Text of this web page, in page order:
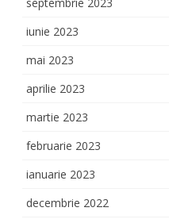
septembrie 2023
iunie 2023
mai 2023
aprilie 2023
martie 2023
februarie 2023
ianuarie 2023
decembrie 2022